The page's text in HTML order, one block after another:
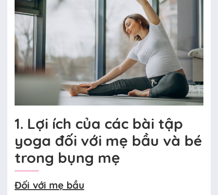
1. Lợi ích của các bài tập
yoga đối với mẹ bầu và bé
trong bụng mẹ
Đối với mẹ bầu